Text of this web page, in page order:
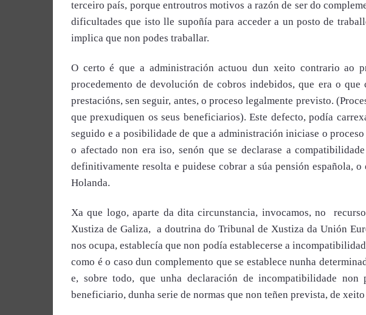
terceiro país, porque entroutros motivos a razón de ser do
dificultades que isto lle supoñía para acceder a un posto de
implica que non podes traballar.
O certo é que a administración actuou dun xeito contrario ao
procedemento de devolución de cobros indebidos, que era o
prestacións, sen seguir, antes, o proceso legalmente previsto.
que prexudiquen os seus beneficiarios). Este defecto, podía
seguido e a posibilidade de que a administración iniciase o
o afectado non era iso, senón que se declarase a
definitivamente resolta e puidese cobrar a súa pensión española,
Holanda.
Xa que logo, aparte da dita circunstancia, invocamos, no
Xustiza de Galiza, a doutrina do Tribunal de Xustiza da Unión
nos ocupa, establecía que non podía establecerse a
como é o caso dun complemento que se establece nunha
e, sobre todo, que unha declaración de incompatibilidade
beneficiario, dunha serie de normas que non teñen prevista, de